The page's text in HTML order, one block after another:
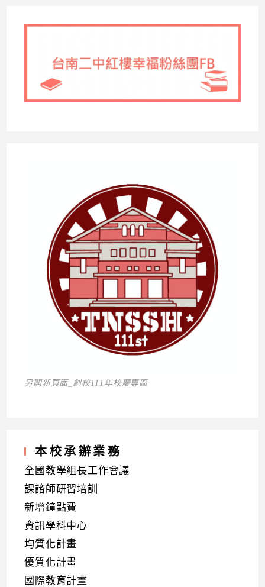
另開新頁面_創校111年校慶專區
本校承辦業務
全國教學組長工作會議
課諮師研習培訓
新增鐘點費
資訊學科中心
均質化計畫
優質化計畫
國際教育計畫